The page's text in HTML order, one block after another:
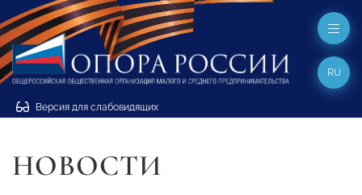
Версия для слабовидящих
RU
НОВОСТИ